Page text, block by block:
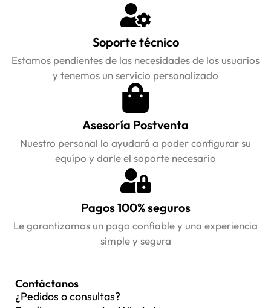
Soporte técnico
Estamos pendientes de las necesidades de los usuarios
y tenemos un servicio personalizado
Asesoría Postventa
Nuestro personal lo ayudará a poder configurar su
equípo y darle el soporte necesario
Pagos 100% seguros
Le garantizamos un pago confiable y una experiencia
simple y segura
Contáctanos
¿Pedidos o consultas?